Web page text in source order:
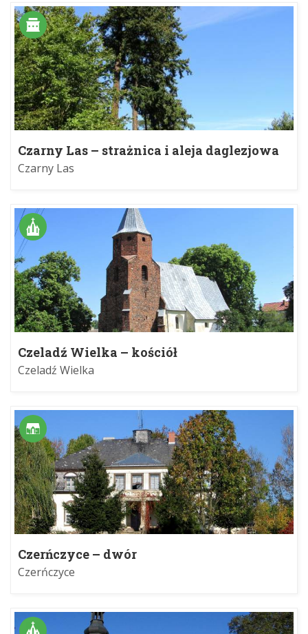
Czarny Las – strażnica i aleja daglezjowa
Czarny Las
Czeladź Wielka – kościół
Czeladź Wielka
Czerńczyce – dwór
Czerńczyce